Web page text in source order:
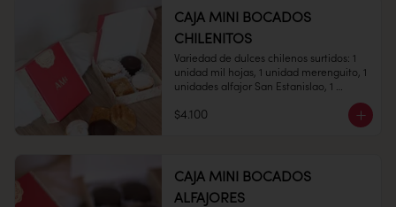
1 unidad
CAJA MINI BOCADOS
CHILENITOS
Variedad de dulces chilenos surtidos: 1
unidad mil hojas, 1 unidad merenguito, 1
unidades alfajor San Estanislao, 1
nuestro clásico manjar blanco.
humedad.
Duración: 10 días.
$4.100
CAJA MINI BOCADOS
ALFAJORES